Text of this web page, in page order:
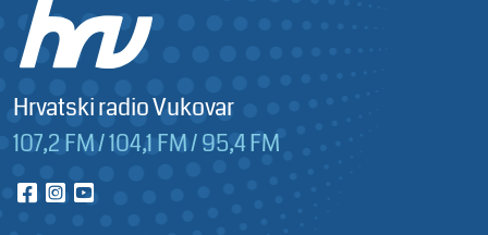
Hrvatski radio Vukovar
107,2 FM / 104,1 FM / 95,4 FM